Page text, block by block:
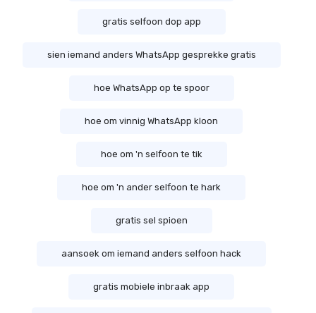
gratis selfoon dop app
sien iemand anders WhatsApp gesprekke gratis
hoe WhatsApp op te spoor
hoe om vinnig WhatsApp kloon
hoe om 'n selfoon te tik
hoe om 'n ander selfoon te hark
gratis sel spioen
aansoek om iemand anders selfoon hack
gratis mobiele inbraak app